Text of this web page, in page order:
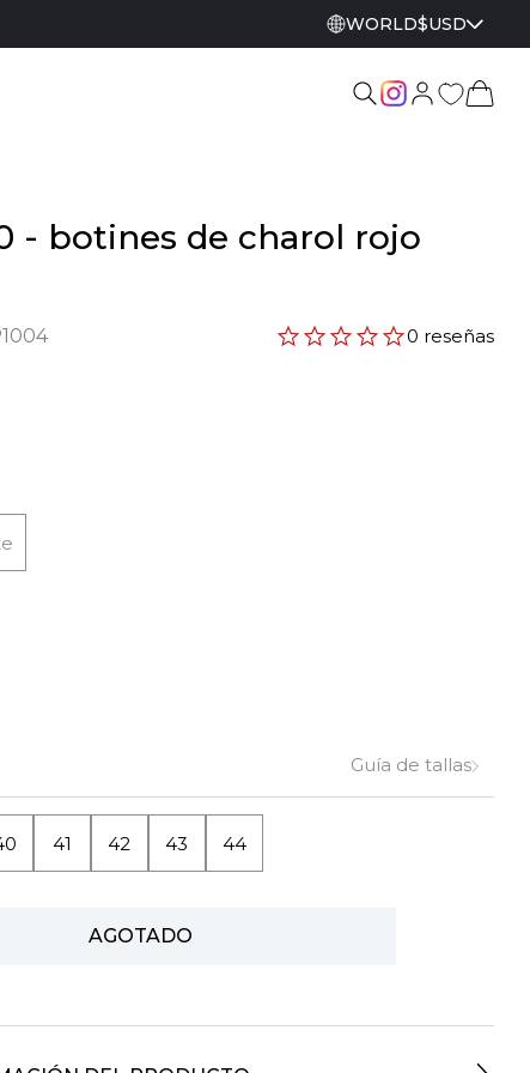
WORLD$USD
- botines de charol rojo
0 reseñas
Guía de tallas
41 42 43 44
AGOTADO